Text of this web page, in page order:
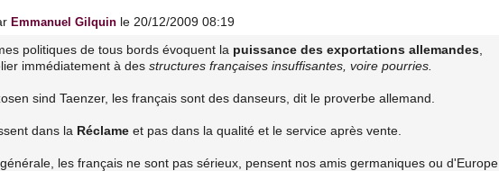
Emmanuel Gilquin le 20/12/2009 08:19
politiques de tous bords évoquent la puissance des exportations allemandes
immédiatement à desstructures françaises insuffisantes, voire pourries.
sind Taenzer, les français sont des danseurs, dit le proverbe allemand.
dans la Réclame et pas dans la qualité et le service après vente.
les français ne sont pas sérieux, pensent nos amis germaniques ou d'Europe